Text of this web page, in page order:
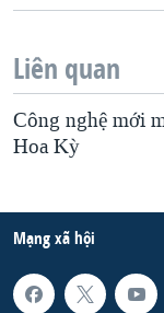
Liên quan
Công nghệ mới
Hoa Kỳ
Mạng xã hội